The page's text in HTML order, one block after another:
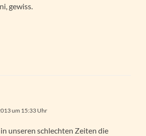
gewiss.
um 15:33 Uhr
unseren schlechten Zeiten die